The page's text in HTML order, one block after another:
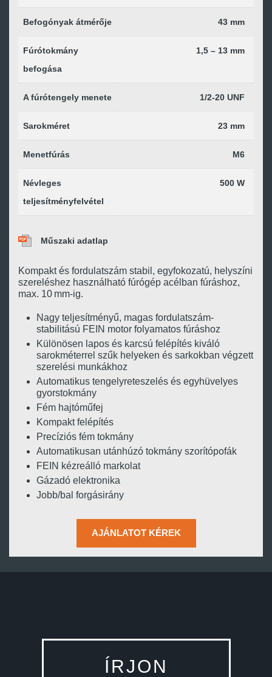
Befogónyak átmérője 43 mm
Fúrótokmány
befogása
1,5 – 13 mm
A fúrótengely menete 1/2-20 UNF
Sarokméret 23 mm
Menetfúrás M6
Névleges
teljesítményfelvétel
500 W
Műszaki adatlap
Kompakt és fordulatszám stabil, egyfokozatú, helyszíni
szereléshez használható fúrógép acélban fúráshoz,
max. 10 mm-ig.
Nagy teljesítményű, magas fordulatszám-
stabilitású FEIN motor folyamatos fúráshoz
Különösen lapos és karcsú felépítés kiváló
sarokméterrel szűk helyeken és sarkokban végzett
szerelési munkákhoz
Automatikus tengelyreteszelés és egyhüvelyes
gyorstokmány
Fém hajtóműfej
Kompakt felépítés
Precíziós fém tokmány
Automatikusan utánhúzó tokmány szorítópofák
FEIN kézreálló markolat
Gázadó elektronika
Jobb/bal forgásirány
AJÁNLATOT KÉREK
ÍRJON